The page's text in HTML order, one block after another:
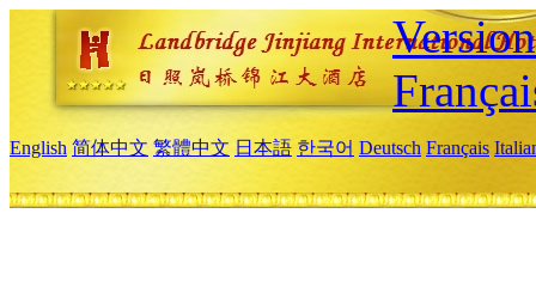
English 简体中文 繁體中文 日本語 한국어 Deutsch Français